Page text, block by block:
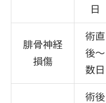
日
腓骨神経
損傷
術直
後〜
数日
術後